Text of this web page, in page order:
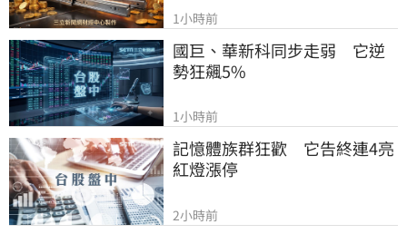
1小時前
國巨、華新科同步走弱　它逆
勢狂飆5%
1小時前
記憶體族群狂歡　它告終連4亮
紅燈漲停
2小時前